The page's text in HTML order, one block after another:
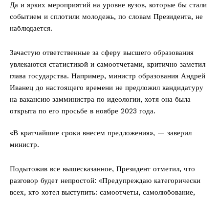
Да и ярких мероприятий на уровне вузов, которые бы стали
событием и сплотили молодежь, по словам Президента, не
наблюдается.
Зачастую ответственные за сферу высшего образования
увлекаются статистикой и самоотчетами, критично заметил
глава государства. Например, министр образования Андрей
Иванец до настоящего времени не предложил кандидатуру
на вакансию замминистра по идеологии, хотя она была
открыта по его просьбе в ноябре 2023 года.
«В кратчайшие сроки внесем предложения», — заверил
министр.
Подытожив все вышесказанное, Президент отметил, что
разговор будет непростой: «Предупреждаю категорически
всех, кто хотел выступить: самоотчеты, самолюбование,